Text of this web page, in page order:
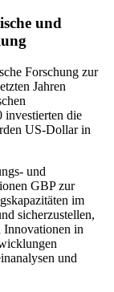
und
Forschung zur
Jahren
investierten die
US-Dollar in
und
GBP zur
im
sicherzustellen,
Innovationen in
und